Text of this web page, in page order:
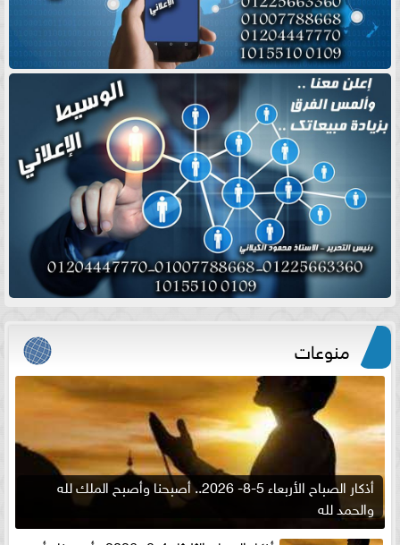
منوعات
أذكار الصباح الأربعاء 5-8- 2026.. أصبحنا وأصبح الملك لله
والحمد لله